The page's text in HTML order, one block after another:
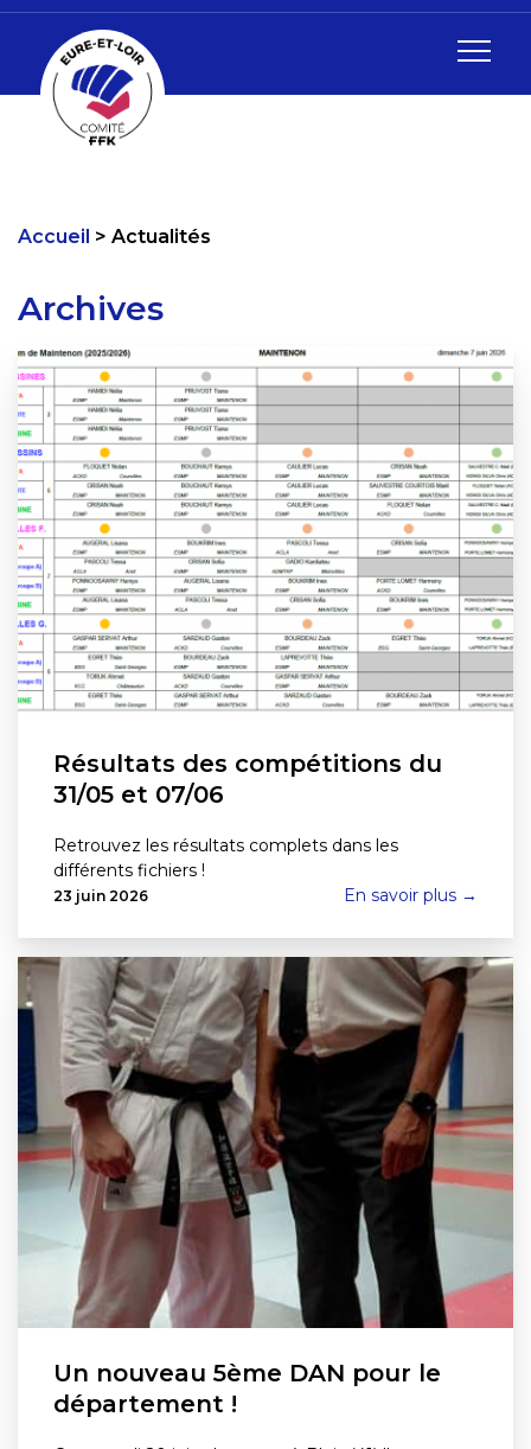
Accueil Actualités
Archives
Résultats des compétitions du
31/05 et 07/06
Retrouvez les résultats complets dans les
différents fichiers !
23 juin 2026 En savoir plus →
Un nouveau 5ème DAN pour le
département !